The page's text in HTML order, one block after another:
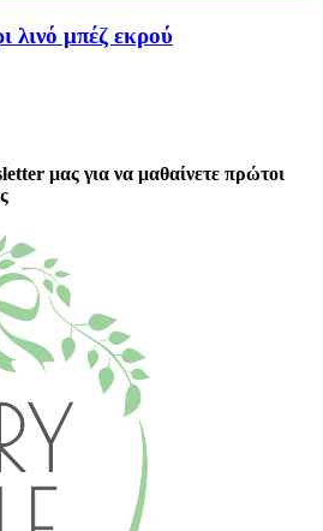
λινό μπέζ εκρού
μας για να μαθαίνετε πρώτοι